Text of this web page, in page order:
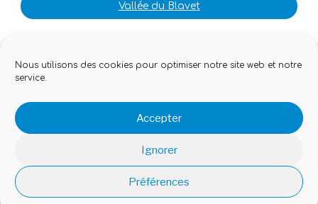
Nous utilisons des cookies pour optimiser notre site web et notre
service.
Accepter
Ignorer
Préférences
Vallée du Blavet
EN CE MOMENT À QUISTINIC :